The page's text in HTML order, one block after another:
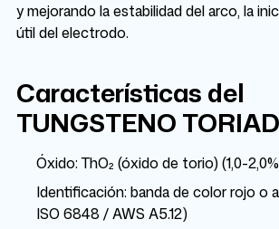
y mejorando la estabilidad del arco, la
útil del electrodo.
Características del
TUNGSTENO
Óxido: ThO₂ (óxido de torio) (1,0-
Identificación: banda de color rojo o
ISO 6848 / AWS A5.12)